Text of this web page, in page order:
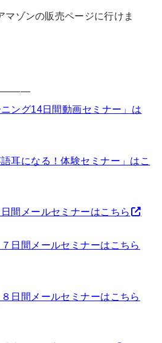
マゾンの販売ページに行けま
ング14日間動画セミナー」は
耳になる！体験セミナー」はこ
間メールセミナーはこちら
日間メールセミナーはこちら
日間メールセミナーはこちら